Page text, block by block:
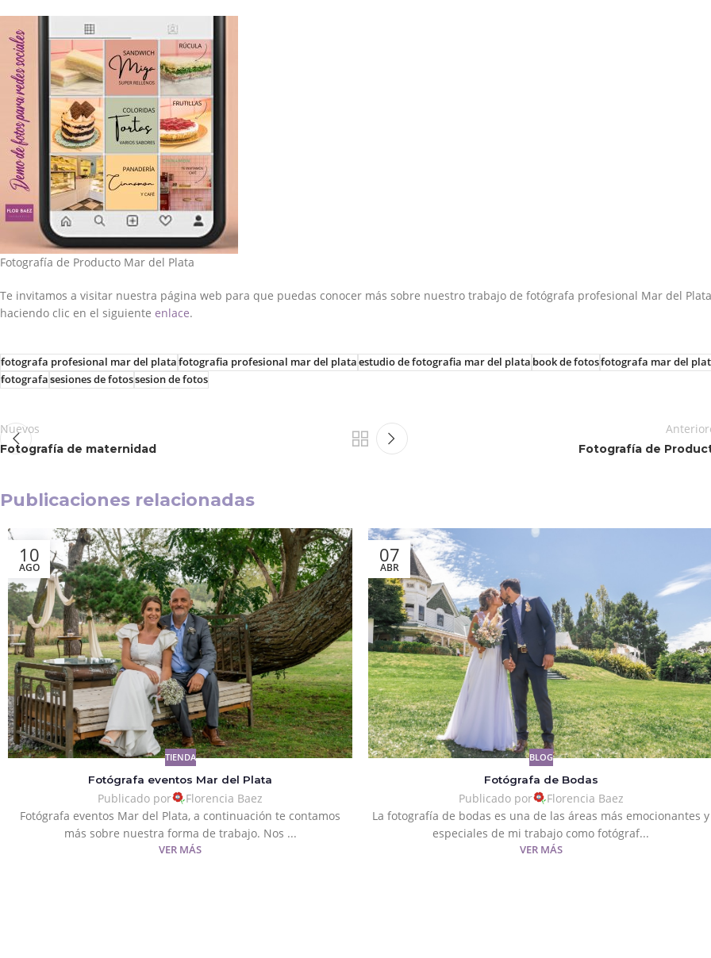
Fotografía de Producto Mar del Plata
Te invitamos a visitar nuestra página web para que puedas conocer más sobre nuestro trabajo de fotógrafa profesional Mar del
haciendo clic en el siguiente enlace.
fotografa profesional mar del platafotografia profesional mar del plataestudio de fotografia mar del platabook de fotosfotografa mar del
fotografasesiones de fotossesion de fotos
Nuevos
Fotografía de maternidad Fotografía de
Publicaciones relacionadas
10
AGO
TIENDA
Fotógrafa eventos Mar del Plata
Publicado por
Florencia Baez
Fotógrafa eventos Mar del Plata, a continuación te contamos
más sobre nuestra forma de trabajo. Nos ...
VER MÁS
07
ABR
BLOG
Fotógrafa de Bodas
Publicado por
Florencia Baez
La fotografía de bodas es una de las áreas más emocionantes y
especiales de mi trabajo como fotógraf...
VER MÁS